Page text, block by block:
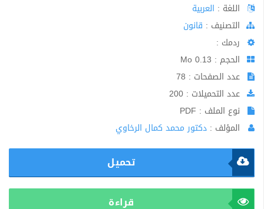
اللغة : العربية
اﻟﺘﺼﻨﻴﻒ : قانون
ردمك :
الحجم : 0.13 Mo
عدد الصفحات : 78
عدد التحميلات : 200
نوع الملف : PDF
المؤلف : دكتور محمد كمال الرخاوي
تحميل
قراءة